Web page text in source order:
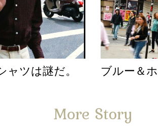
ャツは謎だ。 ブルー＆
More Story